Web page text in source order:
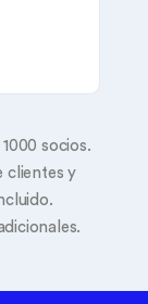
socios.
clientes y